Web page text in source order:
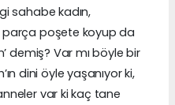
sahabe kadın,
parça poşete koyup da
demiş? Var mı böyle bir
dini öyle yaşanıyor ki,
var ki kaç tane